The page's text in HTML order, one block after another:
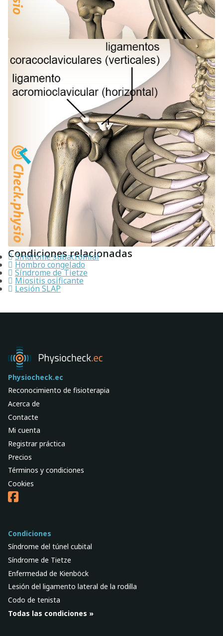
Condiciones relacionadas
Síndrome subacromial
Hombro congelado
Síndrome de Tietze
Miositis osificante
Lesión SLAP
Physiocheck.ec
Reconocimiento de fisioterapia
Acerca de
Contacte
Mi cuenta
Registrar práctica
Precios
Términos y condiciones
Cookies
Condiciones
Síndrome del túnel cubital
Síndrome de Tietze
Enfermedad de Kienböck
Lesión del ligamento lateral de la rodilla
Codo de tenista
Todas las condiciones »